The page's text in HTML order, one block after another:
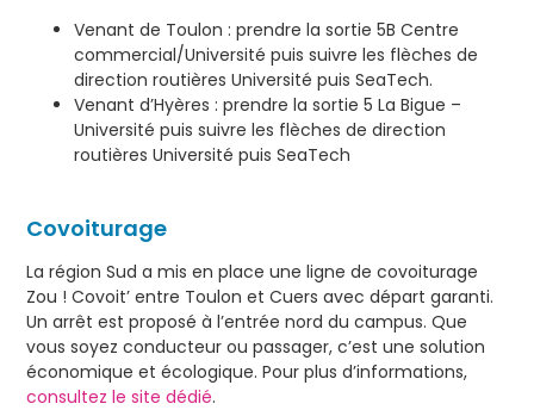
Venant de Toulon : prendre la sortie 5B Centre
commercial/Université puis suivre les flèches de
direction routières Université puis SeaTech.
Venant d’Hyères : prendre la sortie 5 La Bigue –
Université puis suivre les flèches de direction
routières Université puis SeaTech
Covoiturage
La région Sud a mis en place une ligne de covoiturage
Zou ! Covoit’ entre Toulon et Cuers avec départ garanti.
Un arrêt est proposé à l’entrée nord du campus. Que
vous soyez conducteur ou passager, c’est une solution
économique et écologique. Pour plus d’informations,
consultez le site dédié.